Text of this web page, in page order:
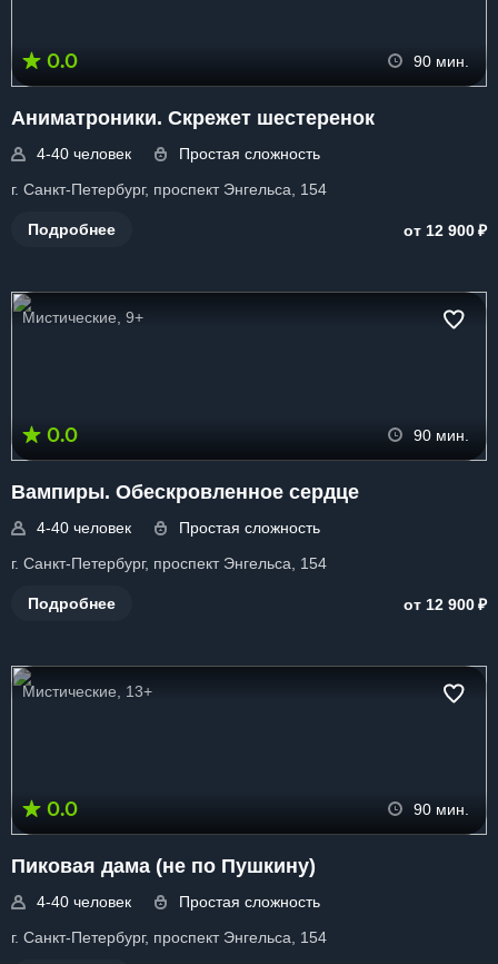
0.0 90 мин.
Аниматроники. Скрежет шестеренок
4-40 человек
Простая сложность
г. Санкт-Петербург, проспект Энгельса, 154
Подробнее от 12 900₽
Мистические, 9+
0.0 90 мин.
Вампиры. Обескровленное сердце
4-40 человек
Простая сложность
г. Санкт-Петербург, проспект Энгельса, 154
Подробнее от 12 900₽
Мистические, 13+
0.0 90 мин.
Пиковая дама (не по Пушкину)
4-40 человек
Простая сложность
г. Санкт-Петербург, проспект Энгельса, 154